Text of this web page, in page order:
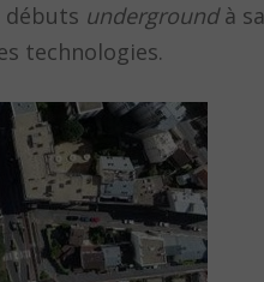
débuts undergroundà
technologies.